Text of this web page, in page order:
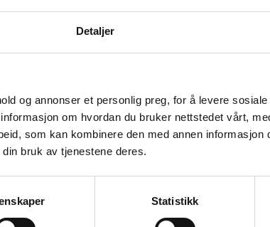
Detaljer
og annonser et personlig preg, for å levere
om hvordan du bruker nettstedet vårt,
som kan kombinere den med annen informasjon
bruk av tjenestene deres.
Statistikk
være en god investering. Jo høyere kvalitet og
av et teppes verdi, og godt vedlikeholdte
Regelmessig støvsuging, beskyttelse mot
benyttes fortsatt i noen kulturer. Med godt